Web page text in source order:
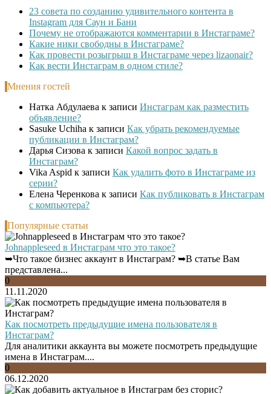
23 совета по созданию удивительного контента в
Instagram для Саун и Бани
Почему не отображаются комментарии в Инстаграме?
Какие ники свободны в Инстаграме?
Как провести розыгрыш в Инстаграме через lizaonair?
Как вести Инстаграм в одном стиле?
Мнения гостей
Натка Абдулаева к записи Инстаграм как разместить
объявление?
Sasuke Uchiha к записи Как убрать рекомендуемые
публикации в Инстаграм?
Дарья Сизова к записи Какой вопрос задать в
Инстаграм?
Vika Aspid к записи Как удалить фото в Инстаграме из
серии?
Елена Черенкова к записи Как публиковать в Инстаграм
с компьютера?
Популярные статьи
Johnappleseed в Инстаграм что это такое?
➥Что такое бизнес аккаунт в Инстаграм? ➥В статье Вам
представлена...
0
11.11.2020
Как посмотреть предыдущие имена пользователя в
Инстаграм?
Для аналитики аккаунта вы можете посмотреть предыдущие
имена в Инстаграм....
0
06.12.2020